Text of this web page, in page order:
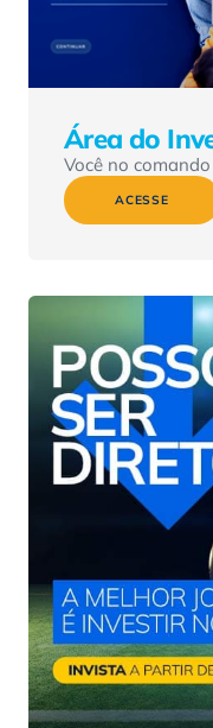
Área do
Você no
ACESSE